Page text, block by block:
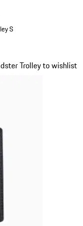
S
Trolley to wishlist